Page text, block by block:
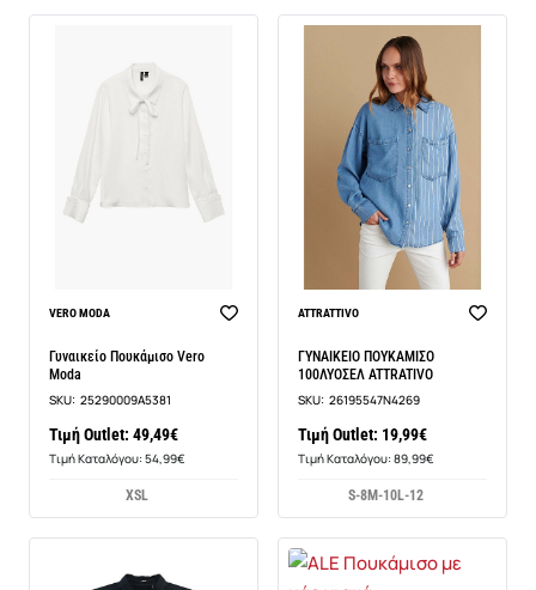
VERO MODA
Γυναικείο Πουκάμισο Vero
Moda
SKU: 25290009A5381
Τιμή Outlet: 49,49€
Τιμή Καταλόγου: 54,99€
XSL
ATTRATTIVO
ΓΥΝΑΙΚΕΙΟ ΠΟΥΚΑΜΙΣΟ
100ΛΥΟΣΕΛ ATTRATIVO
SKU: 26195547N4269
Τιμή Outlet: 19,99€
Τιμή Καταλόγου: 89,99€
S-8M-10L-12